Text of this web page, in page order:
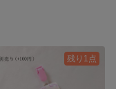
残り1点